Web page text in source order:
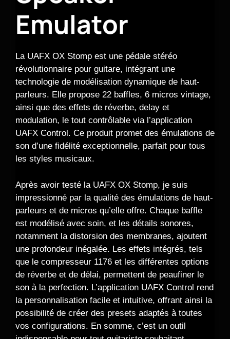
Emulator
La UAFX OX Stomp est une pédale stéréo
révolutionnaire pour guitare, intégrant une
technologie de modélisation dynamique de haut-
parleurs. Elle propose 22 baffles, 6 micros vintage,
ainsi que des effets de réverbe, delay et
modulation, le tout contrôlable via l’application
UAFX Control. Ce produit promet des émulations de
son d’une fidélité exceptionnelle, parfait pour tous
les styles musicaux.
Après avoir testé la UAFX OX Stomp, je suis
impressionné par la qualité des émulations de haut-
parleurs et de micros qu’elle offre. Chaque baffle
est modélisé avec soin, et les détails sonores,
notamment la distorsion des membranes, ajoutent
une profondeur inégalée. Les effets intégrés, tels
que le compresseur 1176 et les différentes options
de réverbe et de délai, permettent de peaufiner le
son à la perfection. L’application UAFX Control rend
la personnalisation facile et intuitive, offrant ainsi la
possibilité de créer des presets adaptés à toutes
vos configurations. En somme, c’est un outil